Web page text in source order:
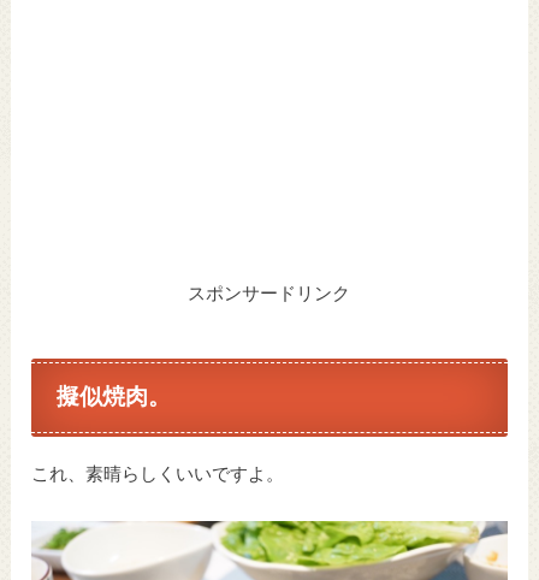
スポンサードリンク
擬似焼肉。
これ、素晴らしくいいですよ。